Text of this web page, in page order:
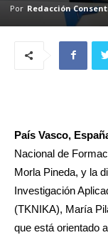
Por Redacción
País Vasco,
Nacional de
Morla Pineda, y la
Investigación
(TKNIKA), María
que está orientado